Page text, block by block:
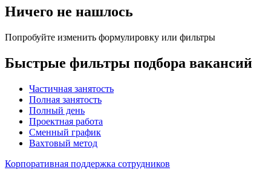
Ничего не нашлось
Попробуйте изменить формулировку или фильтры
Быстрые фильтры подбора вакансий
Частичная занятость
Полная занятость
Полный день
Проектная работа
Сменный график
Вахтовый метод
Корпоративная поддержка сотрудников